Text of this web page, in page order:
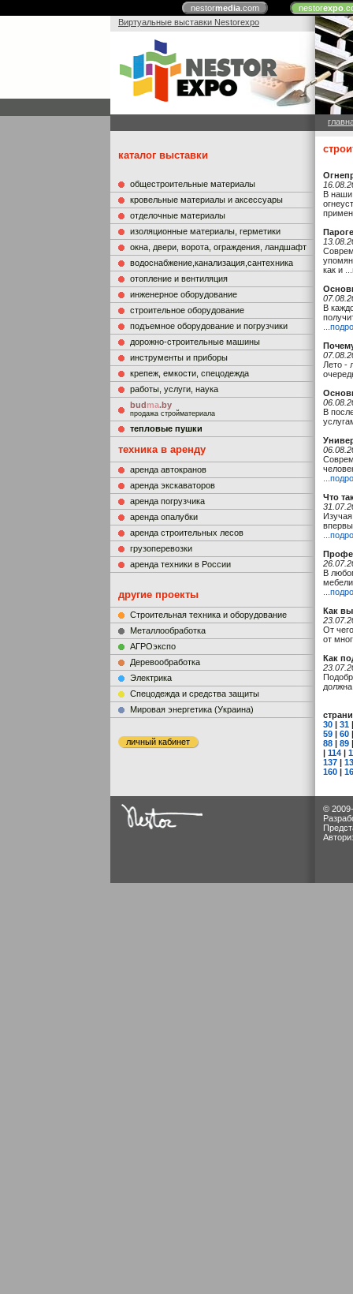
nestormedia.com nestorexpo
Виртуальные выставки Nestorexpo
каталог выставки
общестроительные материалы
кровельные материалы и аксессуары
отделочные материалы
изоляционные материалы, герметики
окна, двери, ворота, ограждения, ландшафт
водоснабжение,канализация,сантехника
отопление и вентиляция
инженерное оборудование
строительное оборудование
подъемное оборудование и погрузчики
дорожно-строительные машины
инструменты и приборы
крепеж, емкости, спецодежда
работы, услуги, наука
budma.by
продажа стройматериала
тепловые пушки
техника в аренду
аренда автокранов
аренда экскаваторов
аренда погрузчика
аренда опалубки
аренда строительных лесов
грузоперевозки
аренда техники в России
другие проекты
Строительная техника и оборудование
Металлообработка
АГРОэкспо
Деревообработка
Электрика
Cпецодежда и средства защиты
Мировая энергетика (Украина)
личный кабинет
В наши
как и
В
Лето -
В
Что
В
Как
От
от
Как
30 | 31
59 | 60
88 | 89
| 114 |
137 |
160 |
©